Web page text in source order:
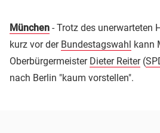
München - Trotz des unerwarteten
kurz vor der Bundestagswahl kann
Oberbürgermeister Dieter Reiter(
nach Berlin "kaum vorstellen".